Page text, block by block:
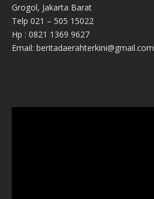
Grogol, Jakarta Barat
Telp 021 – 505 15022
Hp : 0821 1369 9627
Email: beritadaerahterkini@gmail.com